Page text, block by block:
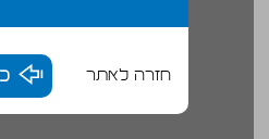
חזרה לאתר